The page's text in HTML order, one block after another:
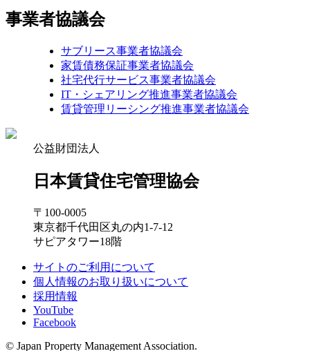
事業者協議会
サブリース事業者協議会
家賃債務保証事業者協議会
社宅代行サービス事業者協議会
IT・シェアリング推進事業者協議会
賃貸管理リーシング推進事業者協議会
公益財団法人
日本賃貸住宅管理協会
〒100-0005
東京都千代田区丸の内1-7-12
サピアタワー18階
サイトのご利用について
個人情報のお取り扱いについて
採用情報
YouTube
Facebook
© Japan Property Management Association.